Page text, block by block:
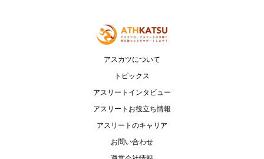
アスカツについて
トピックス
アスリートインタビュー
アスリートお役立ち情報
アスリートのキャリア
お問い合わせ